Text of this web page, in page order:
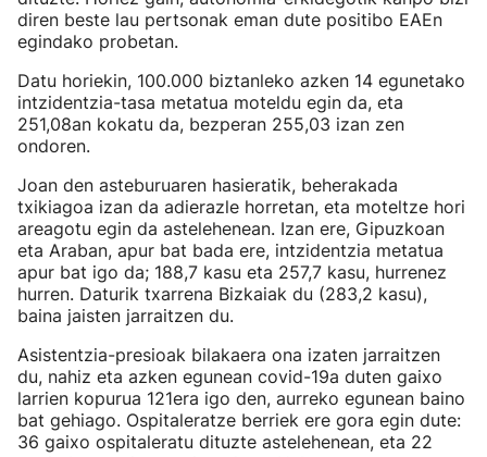
diren beste lau pertsonak eman dute positibo EAEn
egindako probetan.
Datu horiekin, 100.000 biztanleko azken 14 egunetako
intzidentzia-tasa metatua moteldu egin da, eta
251,08an kokatu da, bezperan 255,03 izan zen
ondoren.
Joan den asteburuaren hasieratik, beherakada
txikiagoa izan da adierazle horretan, eta moteltze hori
areagotu egin da astelehenean. Izan ere, Gipuzkoan
eta Araban, apur bat bada ere, intzidentzia metatua
apur bat igo da; 188,7 kasu eta 257,7 kasu, hurrenez
hurren. Daturik txarrena Bizkaiak du (283,2 kasu),
baina jaisten jarraitzen du.
Asistentzia-presioak bilakaera ona izaten jarraitzen
du, nahiz eta azken egunean covid-19a duten gaixo
larrien kopurua 121era igo den, aurreko egunean baino
bat gehiago. Ospitaleratze berriek ere gora egin dute:
36 gaixo ospitaleratu dituzte astelehenean, eta 22